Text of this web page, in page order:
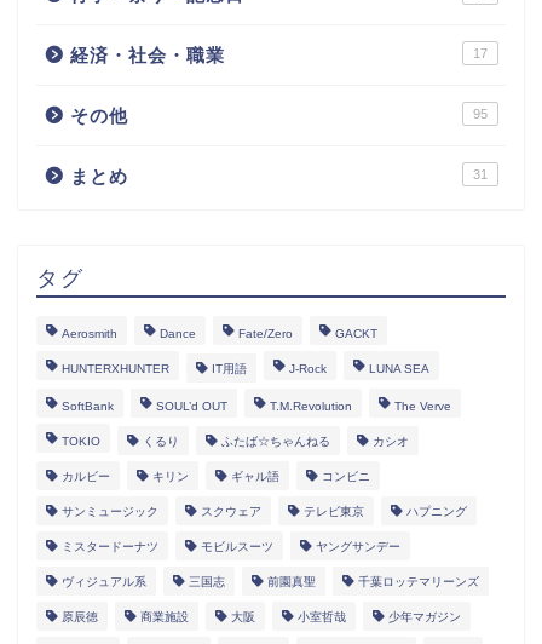
経済・社会・職業 17
その他 95
まとめ 31
タグ
Aerosmith Dance Fate/Zero GACKT
HUNTERXHUNTER IT用語 J-Rock LUNA SEA
SoftBank SOUL’d OUT T.M.Revolution The Verve
TOKIO くるり ふたば☆ちゃんねる カシオ
カルビー キリン ギャル語 コンビニ
サンミュージック スクウェア テレビ東京 ハプニング
ミスタードーナツ モビルスーツ ヤングサンデー
ヴィジュアル系 三国志 前園真聖 千葉ロッテマリーンズ
原辰徳 商業施設 大阪 小室哲哉 少年マガジン